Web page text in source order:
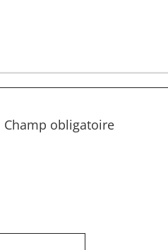
Champ obligatoire